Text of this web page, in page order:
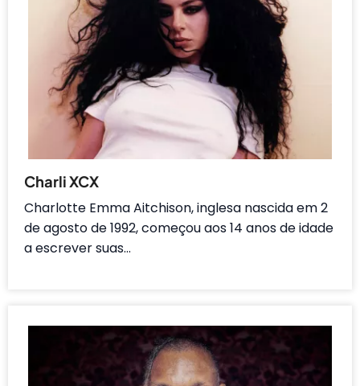
Charli XCX
Charlotte Emma Aitchison, inglesa nascida em 2
de agosto de 1992, começou aos 14 anos de idade
a escrever suas…